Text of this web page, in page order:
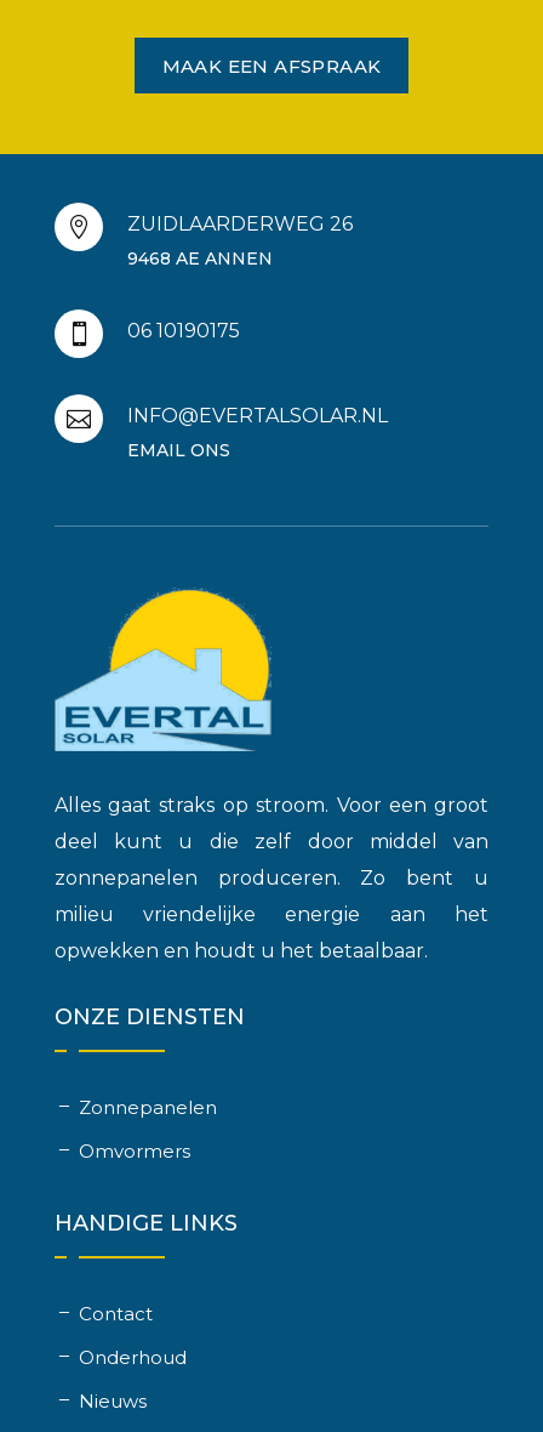
MAAK EEN AFSPRAAK
 ZUIDLAARDERWEG 26
9468 AE ANNEN
 06 10190175
 INFO@EVERTALSOLAR.NL
EMAIL ONS
Alles gaat straks op stroom. Voor een groot
deel kunt u die zelf door middel van
zonnepanelen produceren. Zo bent u
milieu vriendelijke energie aan het
opwekken en houdt u het betaalbaar.
ONZE DIENSTEN
Zonnepanelen
Omvormers
HANDIGE LINKS
Contact
Onderhoud
Nieuws